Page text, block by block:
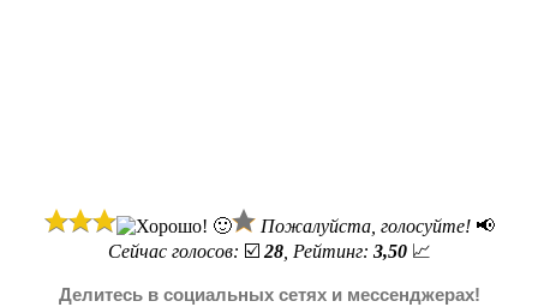
Пожалуйста, голосуйте!📢
Сейчас голосов: ☑️ 28, Рейтинг: 3,50📈
Делитесь в социальных сетях и мессенджерах!